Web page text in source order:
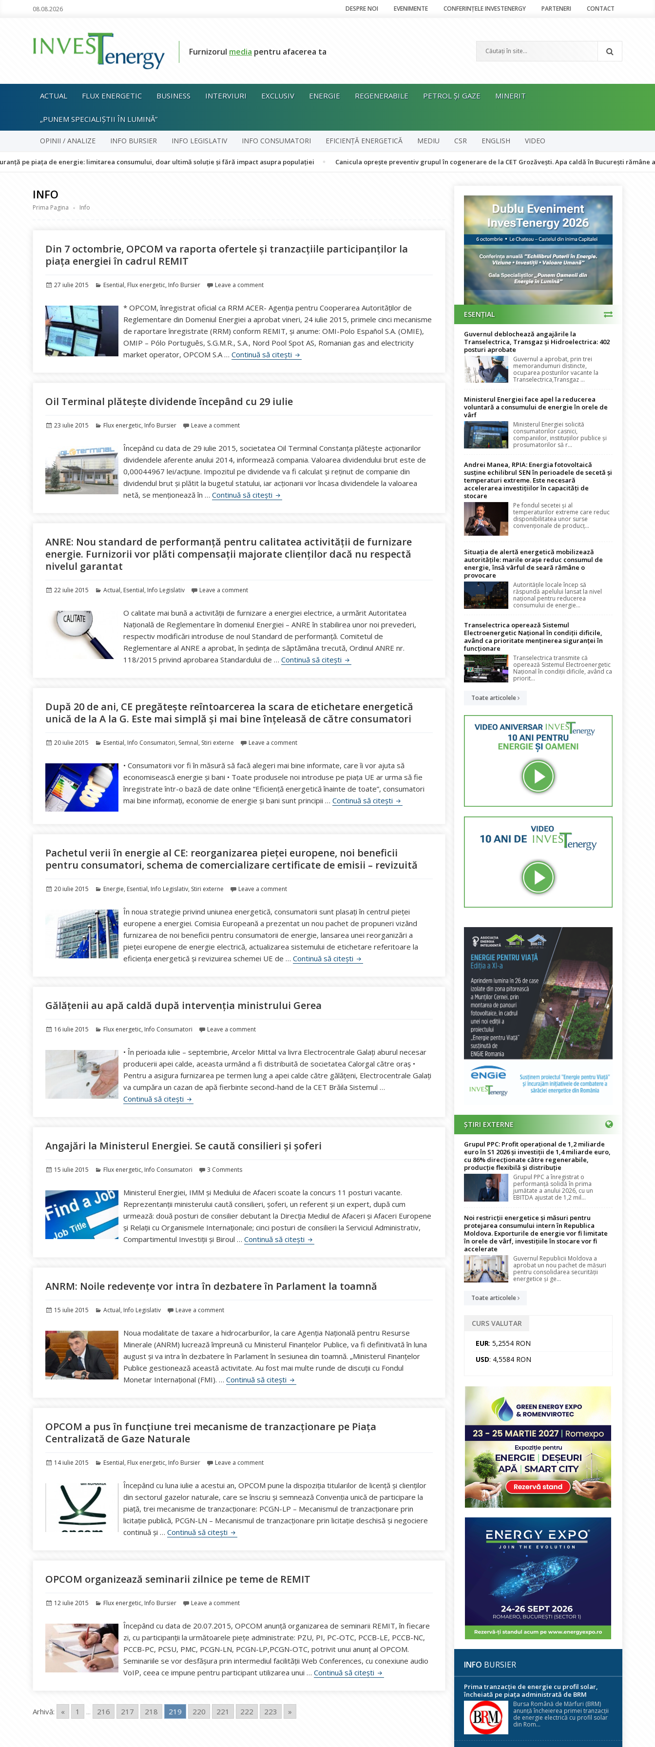
08.08.2026 DESPRE NOI EVENIMENTE CONFERINȚELE INVESTENERGY PARTENERI CONTACT
Furnizorul media pentru afacerea ta
ACTUAL FLUX ENERGETIC BUSINESS INTERVIURI EXCLUSIV ENERGIE REGENERABILE PETROL ȘI GAZE MINERIT
„PUNEM SPECIALIȘTII ÎN LUMINĂ”
OPINII / ANALIZE INFO BURSIER INFO LEGISLATIV INFO CONSUMATORI EFICIENȚĂ ENERGETICĂ MEDIU CSR ENGLISH VIDEO
de energie: limitarea consumului, doar ultimă soluție și fără impact asupra populației Canicula oprește preventiv grupul în cogenerare de la CET Grozăvești. Apa caldă în București rămâne asigurată
INFO
Prima Pagina Info
Din 7 octombrie, OPCOM va raporta ofertele și tranzacțiile participanților la
piața energiei în cadrul REMIT
Publicat
27 iulie 2015 Categorii
Esential, Flux energetic, Info Bursier Leave a comment
* OPCOM, înregistrat oficial ca RRM ACER- Agenţia pentru Cooperarea Autorităţilor de
Reglementare din Domeniul Energiei a aprobat vineri, 24 iulie 2015, primele cinci mecanisme
de raportare înregistrate (RRM) conform REMIT, și anume: OMI-Polo Español S.A. (OMIE),
OMIP – Pólo Português, S.G.M.R., S.A., Nord Pool Spot AS, Romanian gas and electricity
market operator, OPCOM S.A …Continuă să citești Din 7 octombrie, OPCOM va raporta ofertele și tranzacțiile participanților la piața energiei în cadrul REMIT
Oil Terminal plătește dividende începând cu 29 iulie
Publicat
23 iulie 2015 Categorii
Flux energetic, Info Bursier Leave a comment
Începând cu data de 29 iulie 2015, societatea Oil Terminal Constanța plătește acționarilor
dividendele aferente anului 2014, informează compania. Valoarea dividendului brut este de
0,00044967 lei/acțiune. Impozitul pe dividende va fi calculat și reținut de companie din
dividendul brut și plătit la bugetul statului, iar acționarii vor încasa dividendele la valoarea
netă, se menționează în …Continuă să citești Oil Terminal plătește dividende începând cu 29 iulie
ANRE: Nou standard de performanță pentru calitatea activității de furnizare
energie. Furnizorii vor plăti compensații majorate clienților dacă nu respectă
nivelul garantat
Publicat
22 iulie 2015 Categorii
Actual, Esential, Info Legislativ Leave a comment
O calitate mai bună a activității de furnizare a energiei electrice, a urmărit Autoritatea
Națională de Reglementare în domeniul Energiei – ANRE în stabilirea unor noi prevederi,
respectiv modificări introduse de noul Standard de performanță. Comitetul de
Reglementare al ANRE a aprobat, în şedinţa de săptămâna trecută, Ordinul ANRE nr.
118/2015 privind aprobarea Standardului de …Continuă să citești ANRE: Nou standard de performanță pentru calitatea activității de furnizare energie.
După 20 de ani, CE pregătește reîntoarcerea la scara de etichetare energetică
unică de la A la G. Este mai simplă și mai bine înțeleasă de către consumatori
Publicat
20 iulie 2015 Categorii
Esential, Info Consumatori, Semnal, Stiri externe Leave a comment
• Consumatorii vor fi în măsură să facă alegeri mai bine informate, care îi vor ajuta să
economisească energie și bani • Toate produsele noi introduse pe piața UE ar urma să fie
înregistrate într-o bază de date online “Eficiență energetică înainte de toate”, consumatori
mai bine informați, economie de energie și bani sunt principii …Continuă să citești După 20 de ani, CE pregătește reîntoarcerea la scara de etichetare
Pachetul verii în energie al CE: reorganizarea pieței europene, noi beneficii
pentru consumatori, schema de comercializare certificate de emisii – revizuită
Publicat
20 iulie 2015 Categorii
Energie, Esential, Info Legislativ, Stiri externe Leave a comment
În noua strategie privind uniunea energetică, consumatorii sunt plasați în centrul pieței
europene a energiei. Comisia Europeană a prezentat un nou pachet de propuneri vizând
furnizarea de noi beneficii pentru consumatorii de energie, lansarea unei reorganizări a
pieței europene de energie electrică, actualizarea sistemului de etichetare referitoare la
eficiența energetică și revizuirea schemei UE de …Continuă să citești Pachetul verii în energie al CE: reorganizarea pieței europene, noi beneficii pentru
Gălățenii au apă caldă după intervenția ministrului Gerea
Publicat
16 iulie 2015 Categorii
Flux energetic, Info Consumatori Leave a comment
• În perioada iulie – septembrie, Arcelor Mittal va livra Electrocentrale Galați aburul necesar
producerii apei calde, aceasta urmând a fi distribuită de societatea Calorgal către oraș •
Pentru a asigura furnizarea pe termen lung a apei calde către gălățeni, Electrocentrale Galați
va cumpăra un cazan de apă fierbinte second-hand de la CET Brăila Sistemul …
Continuă să citești Gălățenii au apă caldă după intervenția ministrului Gerea
Angajări la Ministerul Energiei. Se caută consilieri și șoferi
Publicat
15 iulie 2015 Categorii
Flux energetic, Info Consumatori 3 Comments
Ministerul Energiei, IMM și Mediului de Afaceri scoate la concurs 11 posturi vacante.
Reprezentanții ministerului caută consilieri, șoferi, un referent și un expert, după cum
urmează: două posturi de consilier debutant la Direcția Mediul de Afaceri și Afaceri Europene
și Relații cu Organismele Internaționale; cinci posturi de consilieri la Serviciul Administrativ,
Compartimentul Investiții și Biroul …Continuă să citești Angajări la Ministerul Energiei. Se caută consilieri și șoferi
ANRM: Noile redevenţe vor intra în dezbatere în Parlament la toamnă
Publicat
15 iulie 2015 Categorii
Actual, Info Legislativ Leave a comment
Noua modalitate de taxare a hidrocarburilor, la care Agenţia Naţională pentru Resurse
Minerale (ANRM) lucrează împreună cu Ministerul Finanţelor Publice, va fi definitivată în luna
august şi va intra în dezbatere în Parlament în sesiunea din toamnă. „Ministerul Finanţelor
Publice gestionează această activitate. Au fost mai multe runde de discuţii cu Fondul
Monetar Internaţional (FMI). …Continuă să citești ANRM: Noile redevenţe vor intra în dezbatere în Parlament la toamnă
OPCOM a pus în funcțiune trei mecanisme de tranzacționare pe Piața
Centralizată de Gaze Naturale
Publicat
14 iulie 2015 Categorii
Esential, Flux energetic, Info Bursier Leave a comment
Începând cu luna iulie a acestui an, OPCOM pune la dispoziția titularilor de licență și clienților
din sectorul gazelor naturale, care se înscriu și semnează Convenția unică de participare la
piață, trei mecanisme de tranzacționare: PCGN-LP – Mecanismul de tranzacționare prin
licitație publică, PCGN-LN – Mecanismul de tranzacționare prin licitație deschisă și negociere
continuă și …Continuă să citești OPCOM a pus în funcțiune trei mecanisme de tranzacționare pe Piața Centralizată de Gaze Naturale
OPCOM organizează seminarii zilnice pe teme de REMIT
Publicat
12 iulie 2015 Categorii
Flux energetic, Info Bursier Leave a comment
Începând cu data de 20.07.2015, OPCOM anunţă organizarea de seminarii REMIT, în fiecare
zi, cu participanţii la următoarele pieţe administrate: PZU, PI, PC-OTC, PCCB-LE, PCCB-NC,
PCCB-PC, PCSU, PMC, PCGN-LN, PCGN-LP,PCGN-OTC, potrivit unui anunţ al OPCOM.
Seminariile se vor desfăşura prin intermediul facilităţii Web Conferences, cu conexiune audio
VoIP, ceea ce impune pentru participant utilizarea unui …Continuă să citești OPCOM organizează seminarii zilnice pe teme de REMIT
Arhivă: « 1 ... 216 217 218 219 220 221 222 223 »
ESENȚIAL
Guvernul deblochează angajările la
Transelectrica, Transgaz și Hidroelectrica: 402
posturi aprobate
Guvernul a aprobat, prin trei
memorandumuri distincte,
ocuparea posturilor vacante la
Transelectrica,Transgaz ...
Ministerul Energiei face apel la reducerea
voluntară a consumului de energie în orele de
vârf
Ministerul Energiei solicită
consumatorilor casnici,
companiilor, instituțiilor publice și
prosumatorilor să r...
Andrei Manea, RPIA: Energia fotovoltaică
susține echilibrul SEN în perioadele de secetă și
temperaturi extreme. Este necesară
accelerarea investițiilor în capacități de
stocare
Pe fondul secetei și al
temperaturilor extreme care reduc
disponibilitatea unor surse
convenționale de producț...
Situația de alertă energetică mobilizează
autoritățile: marile orașe reduc consumul de
energie, însă vârful de seară rămâne o
provocare
Autoritățile locale încep să
răspundă apelului lansat la nivel
național pentru reducerea
consumului de energie...
Transelectrica operează Sistemul
Electroenergetic Național în condiții dificile,
având ca prioritate menținerea siguranței în
funcționare
Transelectrica transmite că
operează Sistemul Electroenergetic
Național în condiții dificile, având ca
priorit...
Toate articolele
ȘTIRI EXTERNE
Grupul PPC: Profit operațional de 1,2 miliarde
euro în S1 2026 și investiții de 1,4 miliarde euro,
cu 86% direcționate către regenerabile,
producție flexibilă și distribuție
Grupul PPC a înregistrat o
performanță solidă în prima
jumătate a anului 2026, cu un
EBITDA ajustat de 1,2 mil...
Noi restricții energetice și măsuri pentru
protejarea consumului intern în Republica
Moldova. Exporturile de energie vor fi limitate
în orele de vârf, investițiile în stocare vor fi
accelerate
Guvernul Republicii Moldova a
aprobat un nou pachet de măsuri
pentru consolidarea securității
energetice și ge...
Toate articolele
CURS VALUTAR
EUR: 5,2554 RON
USD: 4,5584 RON
INFO BURSIER
Prima tranzacție de energie cu profil solar,
încheiată pe piața administrată de BRM
Bursa Română de Mărfuri (BRM)
anunță încheierea primei tranzacții
de energie electrică cu profil solar
din Rom...